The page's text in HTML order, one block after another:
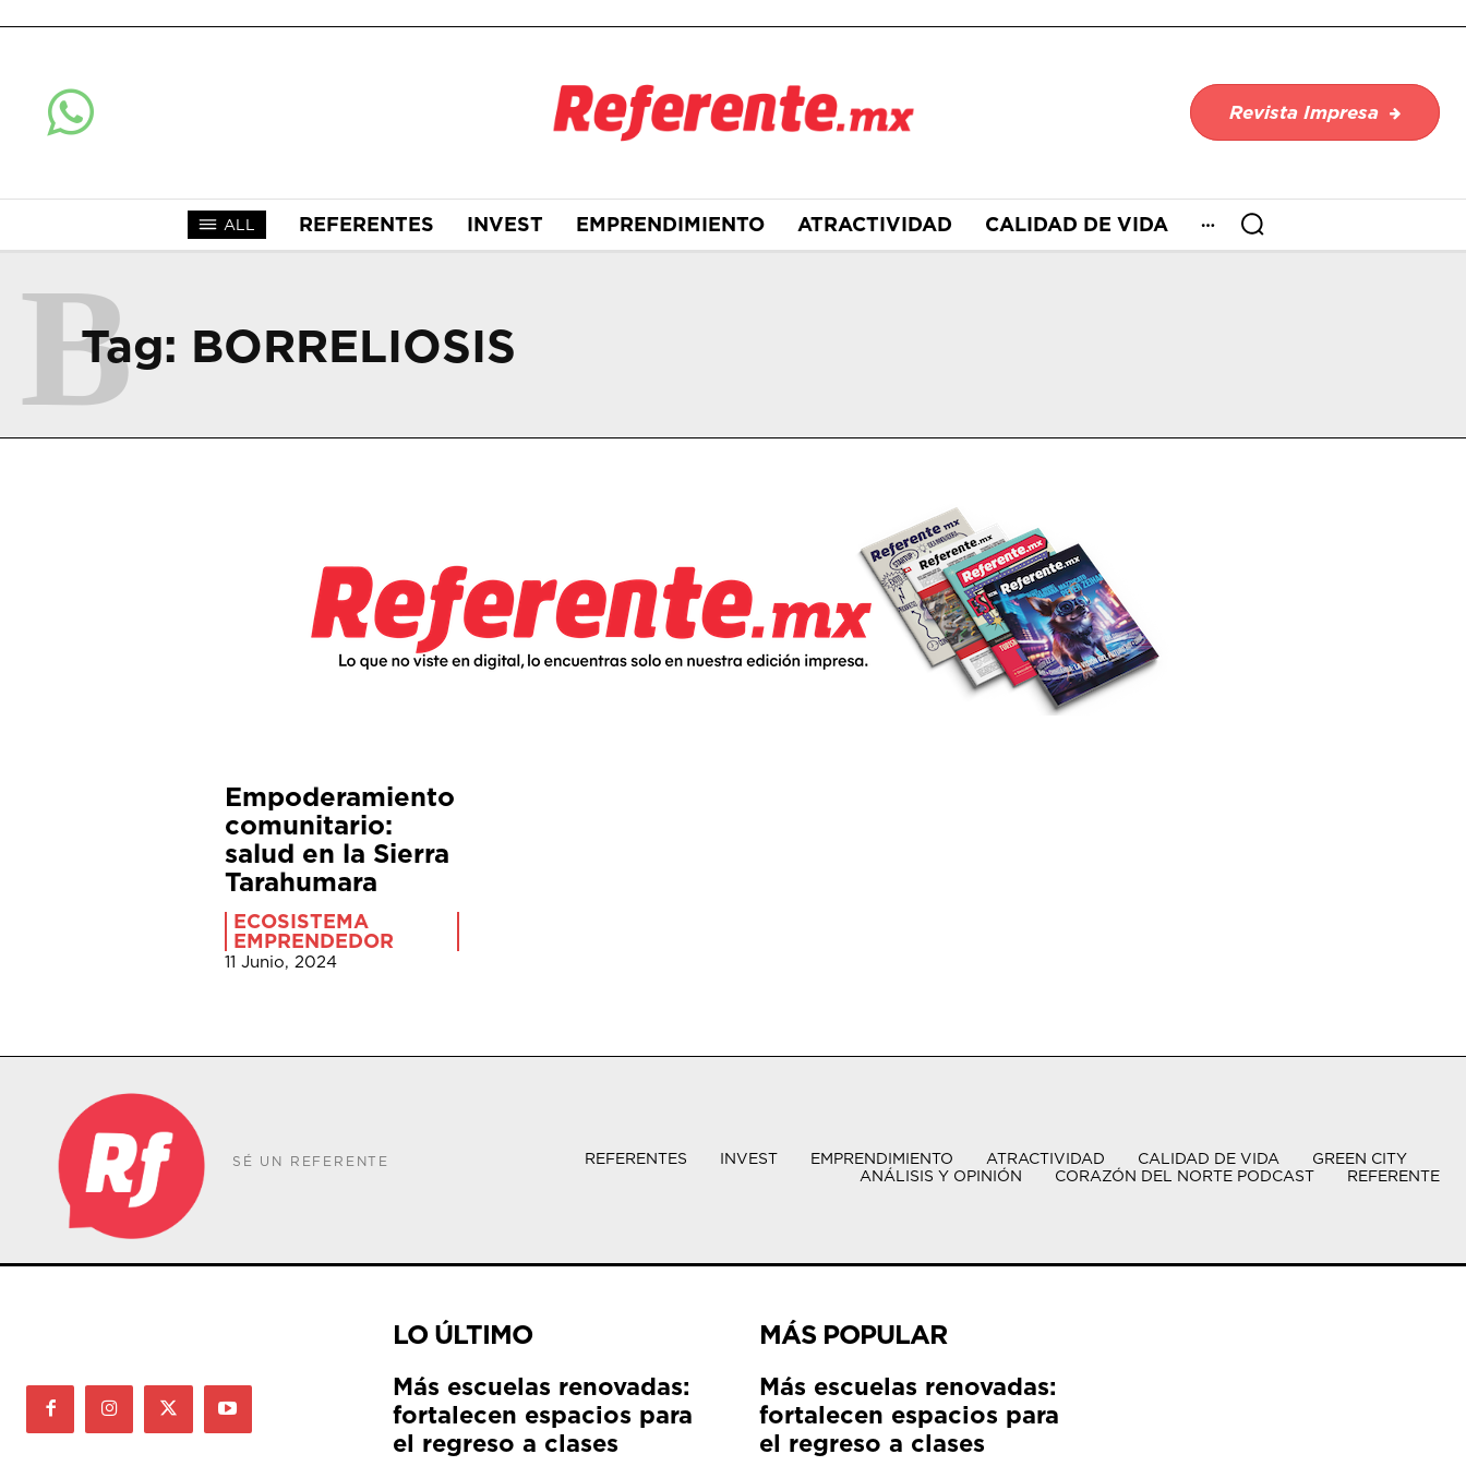
Revista Impresa
ALL REFERENTES INVEST EMPRENDIMIENTO ATRACTIVIDAD CALIDAD DE VIDA
Tag: BORRELIOSIS
B
Empoderamiento
comunitario:
salud en la Sierra
Tarahumara
ECOSISTEMA
EMPRENDEDOR
11 Junio, 2024
SÉ UN REFERENTE REFERENTES INVEST EMPRENDIMIENTO ATRACTIVIDAD CALIDAD DE VIDA
GREEN CITY
ANÁLISIS Y OPINIÓN
CORAZÓN DEL NORTE PODCAST REFERENTE
LO ÚLTIMO
Más escuelas renovadas:
fortalecen espacios para
el regreso a clases
MÁS POPULAR
Más escuelas renovadas:
fortalecen espacios para
el regreso a clases